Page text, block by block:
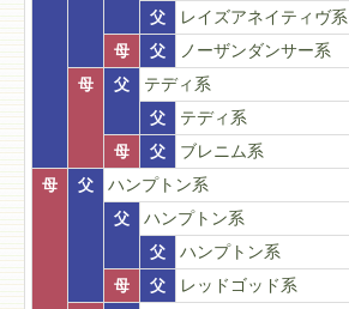
父
レイズアネイティヴ系
母
父
ノーザンダンサー系
母
父
テディ系
父
テディ系
母
父
ブレニム系
母
父
ハンプトン系
父
ハンプトン系
父
ハンプトン系
母
父
レッドゴッド系